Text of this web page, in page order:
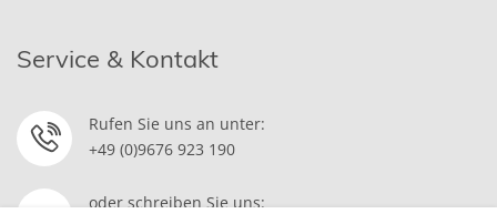
Service & Kontakt
Rufen Sie uns an unter:
+49 (0)9676 923 190
oder schreiben Sie uns: